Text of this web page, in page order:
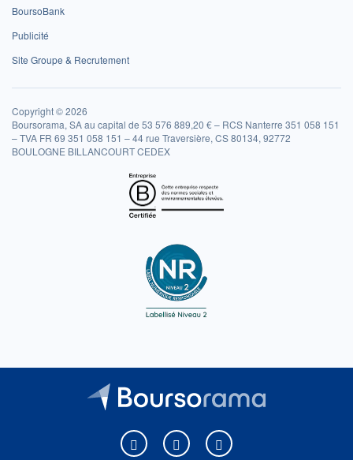
BoursoBank
Publicité
Site Groupe & Recrutement
Copyright © 2026
Boursorama, SA au capital de 53 576 889,20 € – RCS Nanterre 351 058 151
– TVA FR 69 351 058 151 – 44 rue Traversière, CS 80134, 92772
BOULOGNE BILLANCOURT CEDEX
Boursorama sur Facebook
Boursorama sur XBoursorama sur